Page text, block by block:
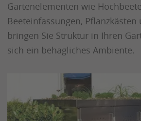
Gartenelementen wie
Beeteinfassungen,
bringen Sie Struktur in Ihren
sich ein behagliches Ambiente.